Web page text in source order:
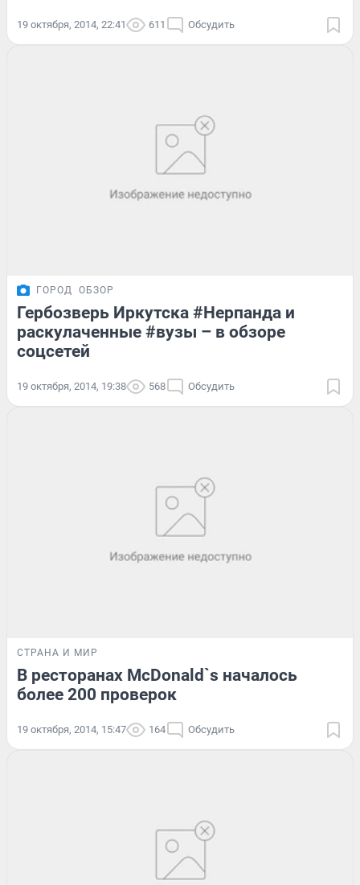
19 октября, 2014, 22:41 611 Обсудить
ГОРОД ОБЗОР
Гербозверь Иркутска #Нерпанда и
раскулаченные #вузы – в обзоре
соцсетей
19 октября, 2014, 19:38 568 Обсудить
СТРАНА И МИР
В ресторанах McDonald`s началось
более 200 проверок
19 октября, 2014, 15:47 164 Обсудить